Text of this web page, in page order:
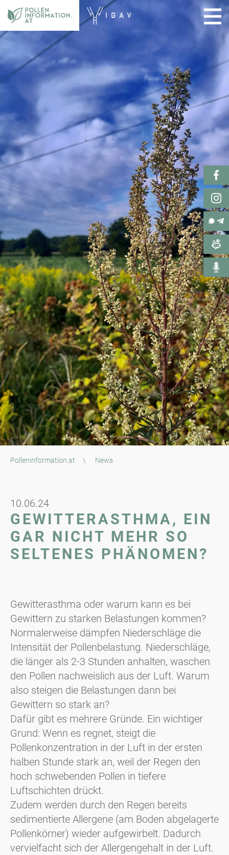
Polleninformation.at \ News
10.06.24
GEWITTERASTHMA, EIN
GAR NICHT MEHR SO
SELTENES PHÄNOMEN?
Gewitterasthma oder warum kann es bei
Gewittern zu starken Belastungen kommen?
Normalerweise dämpfen Niederschläge die
Intensität der Pollenbelastung. Niederschläge,
die länger als 2-3 Stunden anhalten, waschen
den Pollen nachweislich aus der Luft. Warum
also steigen die Belastungen dann bei
Gewittern so stark an?
Dafür gibt es mehrere Gründe. Ein wichtiger
Grund: Wenn es regnet, steigt die
Pollenkonzentration in der Luft in der ersten
halben Stunde stark an, weil der Regen den
hoch schwebenden Pollen in tiefere
Luftschichten drückt.
Zudem werden durch den Regen bereits
sedimentierte Allergene (am Boden abgelagerte
Pollenkörner) wieder aufgewirbelt. Dadurch
vervielfacht sich der Allergengehalt in der Luft.